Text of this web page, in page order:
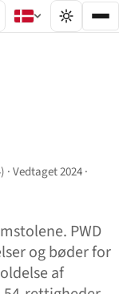
Vedtaget 2024 ·
PWD
og bøder for
af